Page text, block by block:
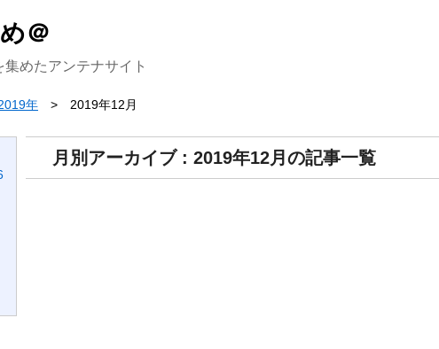
＠
めたアンテナサイト
年 2019年12月
月別アーカイブ : 2019年12月の記事一覧